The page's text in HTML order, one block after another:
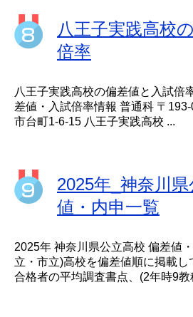
八王子実践高校
倍率
八王子実践高校の偏差値と入試倍
差値・入試倍率情報 普通科 〒
市台町1-6-15 八王子実践高校 ...
2025年_神奈川
値・内申一覧
2025年 神奈川県公立高校 偏差値
立・市立)高校を偏差値順に掲載し
合格者の平均調査書点、(2年時9教